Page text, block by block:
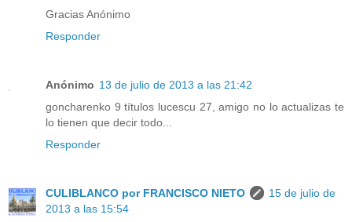
Gracias Anónimo
Responder
Anónimo 13 de julio de 2013 a las 21:42
goncharenko 9 títulos lucescu 27, amigo no lo actualizas te
lo tienen que decir todo...
Responder
CULIBLANCO por FRANCISCO NIETO
15 de julio de
2013 a las 15:54